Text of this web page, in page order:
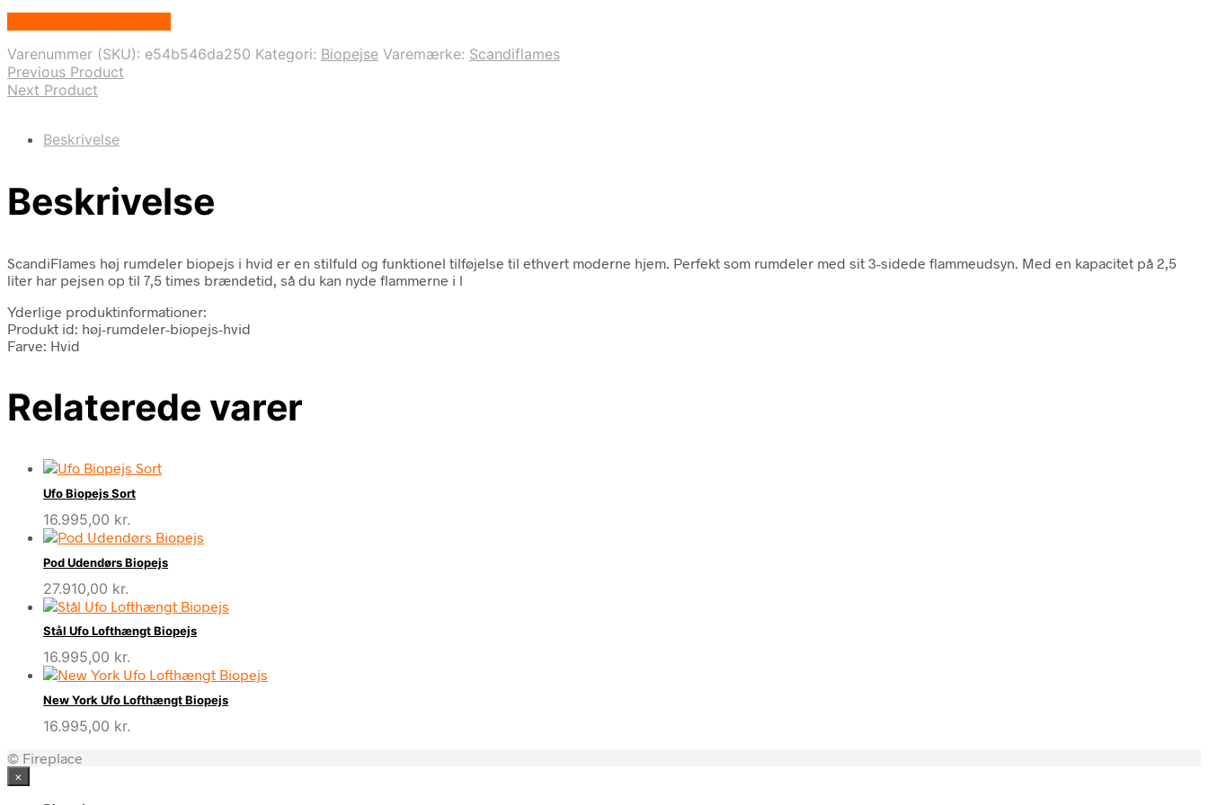
Varenummer (SKU): e54b546da250 Kategori: Biopejse Varemærke: Scandiflames
Previous Product
Next Product
Beskrivelse
Beskrivelse
ScandiFlames høj rumdeler biopejs i hvid er en stilfuld og funktionel tilføjelse til ethvert moderne hjem. Perfekt som rumdeler med sit 3-sidede flammeudsyn. Med en kapacitet på 2,5
liter har pejsen op til 7,5 times brændetid, så du kan nyde flammerne i l
Yderlige produktinformationer:
Produkt id: høj-rumdeler-biopejs-hvid
Farve: Hvid
Relaterede varer
Ufo Biopejs Sort
16.995,00 kr.
Pod Udendørs Biopejs
27.910,00 kr.
Stål Ufo Lofthængt Biopejs
16.995,00 kr.
New York Ufo Lofthængt Biopejs
16.995,00 kr.
© Fireplace
×